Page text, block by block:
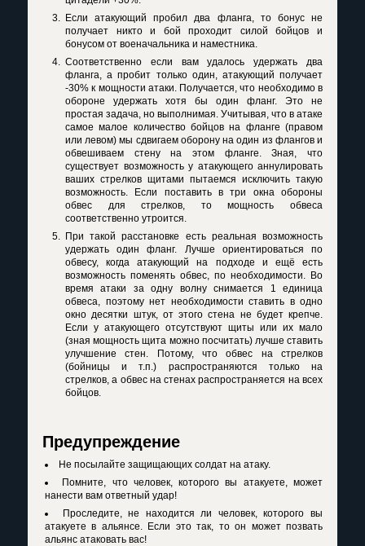
Если атакующий пробил два фланга, то бонус не
получает никто и бой проходит силой бойцов и
бонусом от военачальника и наместника.
Соответственно если вам удалось удержать два
фланга, а пробит только один, атакующий получает
-30% к мощности атаки. Получается, что необходимо в
обороне удержать хотя бы один фланг. Это не
простая задача, но выполнимая. Учитывая, что в атаке
самое малое количество бойцов на фланге (правом
или левом) мы сдвигаем оборону на один из флангов и
обвешиваем стену на этом фланге. Зная, что
существует возможность у атакующего аннулировать
ваших стрелков щитами пытаемся исключить такую
возможность. Если поставить в три окна обороны
обвес для стрелков, то мощность обвеса
соответственно утроится.
При такой расстановке есть реальная возможность
удержать один фланг. Лучше ориентироваться по
обвесу, когда атакующий на подходе и ещё есть
возможность поменять обвес, по необходимости. Во
время атаки за одну волну снимается 1 единица
обвеса, поэтому нет необходимости ставить в одно
окно десятки штук, от этого стена не будет крепче.
Если у атакующего отсутствуют щиты или их мало
(зная мощность щита можно посчитать) лучше ставить
улучшение стен. Потому, что обвес на стрелков
(бойницы и т.п.) распространяются только на
стрелков, а обвес на стенах распространяется на всех
бойцов.
Предупреждение
Не посылайте защищающих солдат на атаку.
Помните, что человек, которого вы атакуете, может
нанести вам ответный удар!
Проследите, не находится ли человек, которого вы
атакуете в альянсе. Если это так, то он может позвать
альянс атаковать вас!